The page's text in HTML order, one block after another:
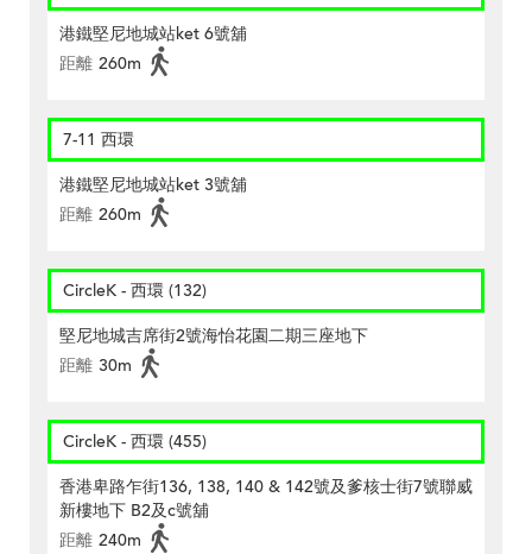
港鐵堅尼地城站ket 6號舖
距離 260m
7-11 西環
港鐵堅尼地城站ket 3號舖
距離 260m
CircleK - 西環 (132)
堅尼地城吉席街2號海怡花園二期三座地下
距離 30m
CircleK - 西環 (455)
香港卑路乍街136, 138, 140 & 142號及爹核士街7號聯威
新樓地下 B2及c號舖
距離 240m